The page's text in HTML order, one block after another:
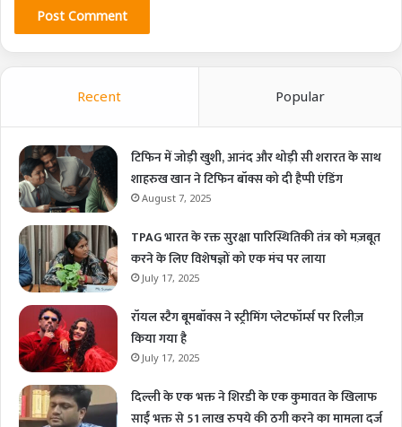
Recent Popular
टिफिन में जोड़ी खुशी, आनंद और थोड़ी सी शरारत के साथ
शाहरुख खान ने टिफिन बॉक्स को दी हैप्पी एंडिंग
August 7, 2025
TPAG भारत के रक्त सुरक्षा पारिस्थितिकी तंत्र को मज़बूत
करने के लिए विशेषज्ञों को एक मंच पर लाया
July 17, 2025
रॉयल स्टैग बूमबॉक्स ने स्ट्रीमिंग प्लेटफॉर्म्स पर रिलीज़
किया गया है
July 17, 2025
दिल्ली के एक भक्त ने शिरडी के एक कुमावत के खिलाफ
साईं भक्त से 51 लाख रुपये की ठगी करने का मामला दर्ज